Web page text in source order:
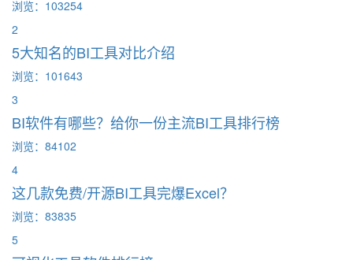
浏览：103254
2
5大知名的BI工具对比介绍
浏览：101643
3
BI软件有哪些？给你一份主流BI工具排行榜
浏览：84102
4
这几款免费/开源BI工具完爆Excel？
浏览：83835
5